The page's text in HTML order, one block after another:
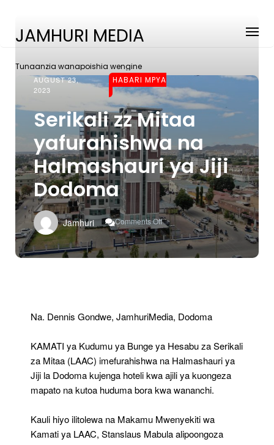
JAMHURI MEDIA
Tunaanzia wanapoishia wengine
AUGUST 23,
2023
HABARI MPYA
Serikali zz Mitaa
yafurahishwa na
Halmashauri ya Jiji
Dodoma
Jamhuri Comments Off
On
Serikali
Zz
Mitaa
Dodoma
Na. Dennis Gondwe, JamhuriMedia, Dodoma
KAMATI ya Kudumu ya Bunge ya Hesabu za Serikali
za Mitaa (LAAC) imefurahishwa na Halmashauri ya
Jiji la Dodoma kujenga hoteli kwa ajili ya kuongeza
mapato na kutoa huduma bora kwa wananchi.
Kauli hiyo ilitolewa na Makamu Mwenyekiti wa
Kamati ya LAAC, Stanslaus Mabula alipoongoza